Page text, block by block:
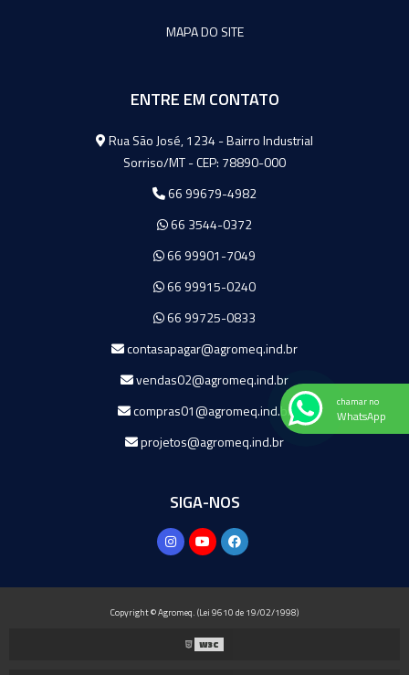
MAPA DO SITE
ENTRE EM CONTATO
Agromeq
Rua São José, 1234 - Bairro Industrial
Sorriso/MT - CEP: 78890-000
66 99679-4982
66 3544-0372
66 99901-7049
66 99915-0240
66 99725-0833
contasapagar@agromeq.ind.br
vendas02@agromeq.ind.br
compras01@agromeq.ind.br
projetos@agromeq.ind.br
SIGA-NOS
Copyright © Agromeq. (Lei 9610 de 19/02/1998)
W3C
chamar no
WhatsApp